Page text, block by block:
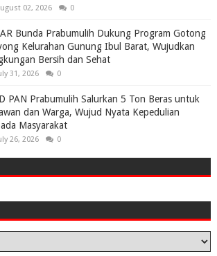
02, 2026 0
AR Bunda Prabumulih Dukung Program Gotong
Kelurahan Gunung Ibul Barat, Wujudkan
Bersih dan Sehat
31, 2026 0
PAN Prabumulih Salurkan 5 Ton Beras untuk
dan Warga, Wujud Nyata Kepedulian
Masyarakat
26, 2026 0